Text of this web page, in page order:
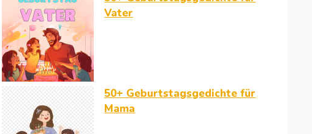
Vater
50+ Geburtstagsgedichte für
Mama